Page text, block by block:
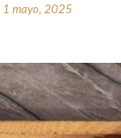
1 mayo, 2025